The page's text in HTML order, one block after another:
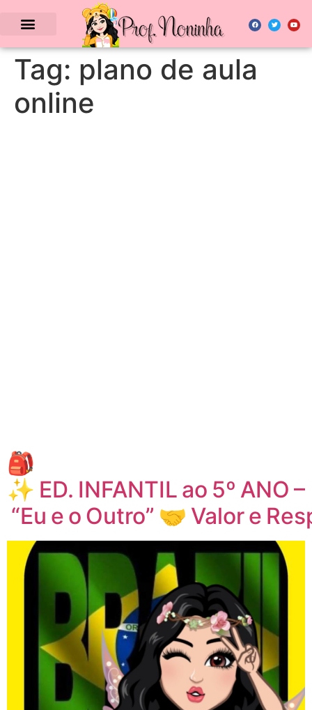
Tag: plano de aula
online
🎒
✨ ED. INFANTIL ao 5º ANO –
“Eu e o Outro” 🤝 Valor e